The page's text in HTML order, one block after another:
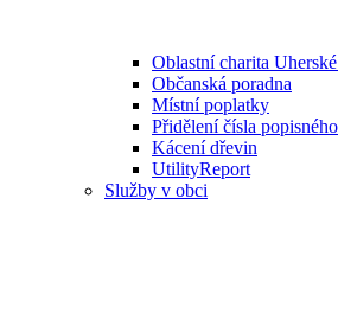
Oblastní charita
Občanská poradna
Místní poplatky
Přidělení čísla
Kácení dřevin
UtilityReport
Služby v obci